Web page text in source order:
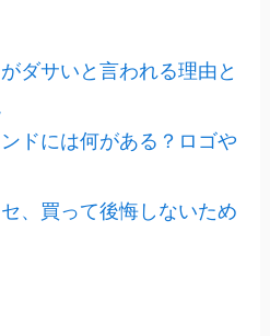
ダサいと言われる理由と
ドには何がある？ロゴや
、買って後悔しないため